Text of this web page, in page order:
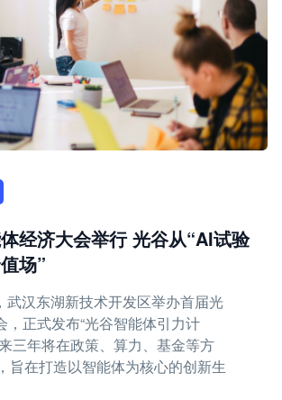
经济大会举行 光谷从“AI试验
场”
武汉东湖新技术开发区举办首届光
，正式发布“光谷智能体引力计
三年将在政策、算力、基金等方
旨在打造以智能体为核心的创新生